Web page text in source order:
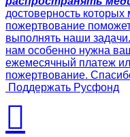
достоверность
пожертвование
выполнять наши
нам особенно нужна
ежемесячный платеж
пожертвование.
Поддержать Русфонд